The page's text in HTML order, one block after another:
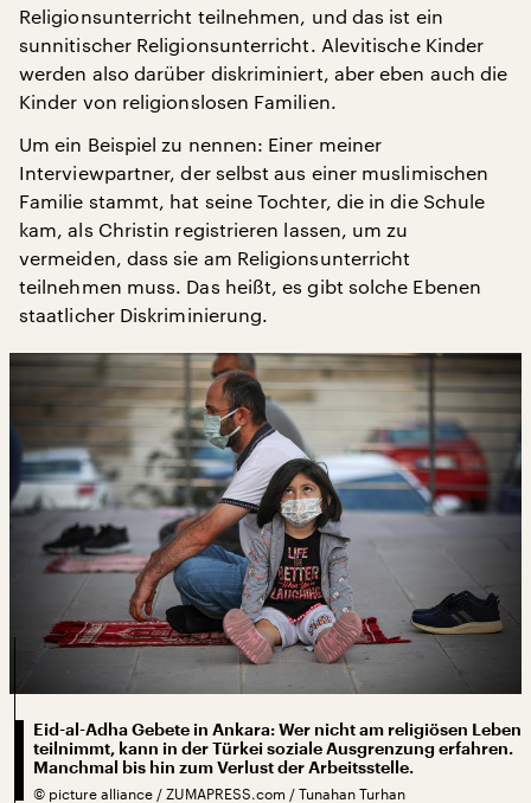
Religionsunterricht teilnehmen, und das ist ein
sunnitischer Religionsunterricht. Alevitische Kinder
werden also darüber diskriminiert, aber eben auch die
Kinder von religionslosen Familien.
Um ein Beispiel zu nennen: Einer meiner
Interviewpartner, der selbst aus einer muslimischen
Familie stammt, hat seine Tochter, die in die Schule
kam, als Christin registrieren lassen, um zu
vermeiden, dass sie am Religionsunterricht
teilnehmen muss. Das heißt, es gibt solche Ebenen
staatlicher Diskriminierung.
Eid-al-Adha Gebete in Ankara: Wer nicht am religiösen Leben
teilnimmt, kann in der Türkei soziale Ausgrenzung erfahren.
Manchmal bis hin zum Verlust der Arbeitsstelle.
© picture alliance / ZUMAPRESS.com / Tunahan Turhan